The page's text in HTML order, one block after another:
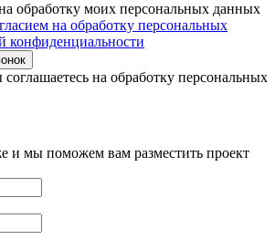
обработку моих персональных данных
на обработку персональных
конфиденциальности
на обработку персональных
и мы поможем вам разместить проект